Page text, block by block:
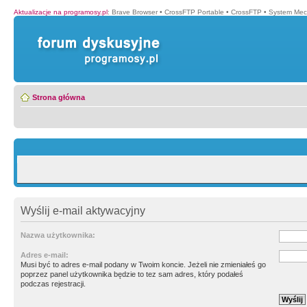
Aktualizacje na programosy.pl: Brave Browser • CrossFTP Portable • CrossFTP • System
Strona główna
Wyślij e-mail aktywacyjny
Nazwa użytkownika:
Adres e-mail:
Musi być to adres e-mail podany w Twoim koncie. Jeżeli nie zmieniałeś go
poprzez panel użytkownika będzie to tez sam adres, który podałeś
podczas rejestracji.